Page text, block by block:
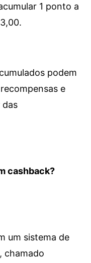
1 ponto a
podem
e
das
cashback?
um sistema de
chamado